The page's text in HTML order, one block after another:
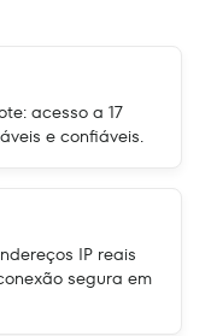
acesso a 17
e confiáveis.
IP reais
segura em